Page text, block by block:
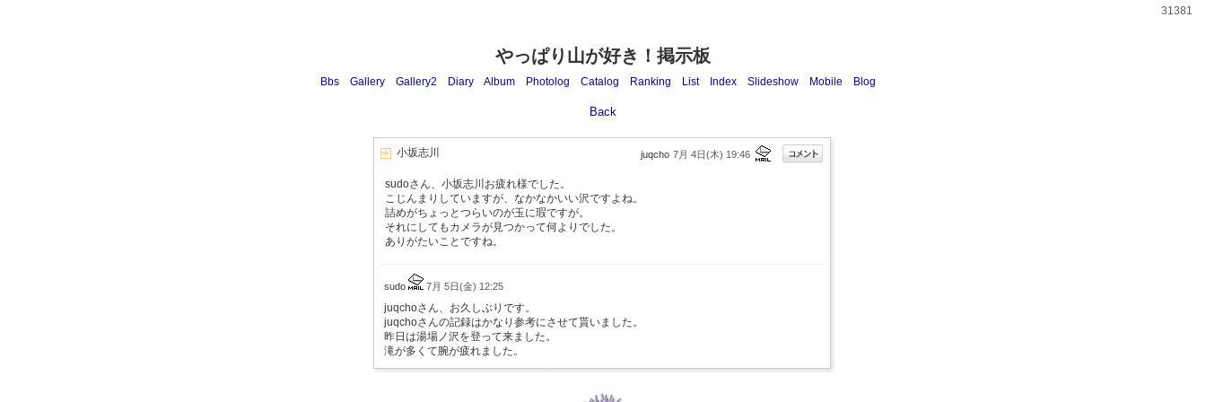
31381
やっぱり山が好き！掲示板
Bbs Gallery Gallery2 Diary Album Photolog Catalog Ranking List Index Slideshow Mobile Blog
Back
小坂志川 juqcho 7月 4日(木) 19:46
sudoさん、小坂志川お疲れ様でした。
こじんまりしていますが、なかなかいい沢ですよね。
詰めがちょっとつらいのが玉に瑕ですが。
それにしてもカメラが見つかって何よりでした。
ありがたいことですね。
sudo 7月 5日(金) 12:25
juqchoさん、お久しぶりです。
juqchoさんの記録はかなり参考にさせて貰いました。
昨日は湯場ノ沢を登って来ました。
滝が多くて腕が疲れました。